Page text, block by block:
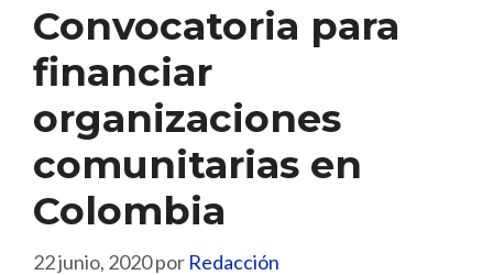
Convocatoria para
financiar
organizaciones
comunitarias en
Colombia
22 junio, 2020por Redacción